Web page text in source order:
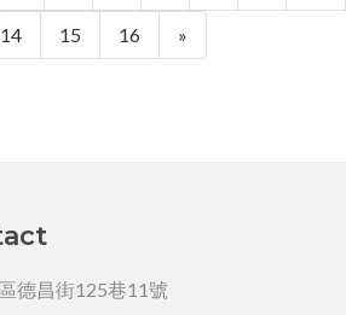
14 15 16 »
德昌街125巷11號